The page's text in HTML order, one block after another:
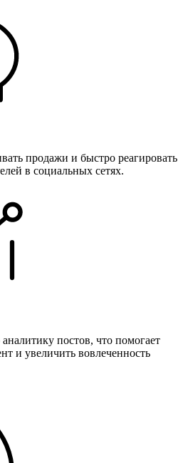
продажи и быстро реагировать
в социальных сетях.
постов, что помогает
и увеличить вовлеченность